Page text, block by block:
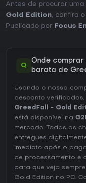
Antes de procurar uma
Gold Edition, confira
Publicado por Focus
Q
Onde comprar
barata de
Usando o nosso
desconto
GreedFall - Gold
está disponível na
mercado. Todas as
entregues
imediato após o
de processamento e
para que veja
Gold Edition no PC.